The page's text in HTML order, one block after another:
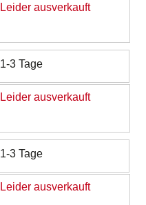
Leider ausverkauft
1-3 Tage
Leider ausverkauft
1-3 Tage
Leider ausverkauft